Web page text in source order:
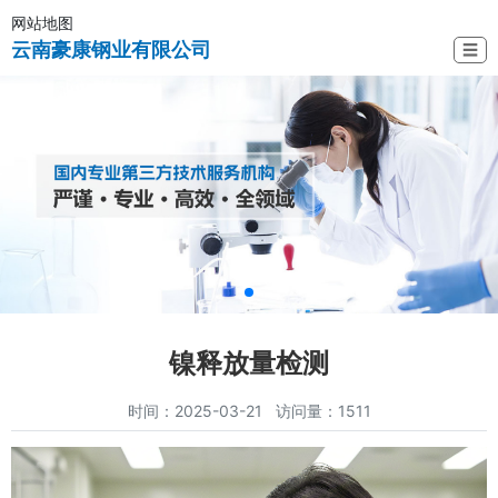
网站地图
云南豪康钢业有限公司 ☰
镍释放量检测
时间：2025-03-21 访问量：1511